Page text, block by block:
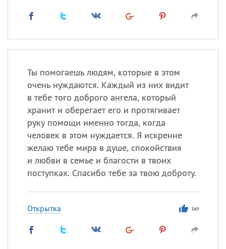
Ты помогаешь людям, которые в этом
очень нуждаются. Каждый из них видит
в тебе того доброго ангела, который
хранит и оберегает его и протягивает
руку помощи именно тогда, когда
человек в этом нуждается. Я искренне
желаю тебе мира в душе, спокойствия
и любви в семье и благости в твоих
поступках. Спасибо тебе за твою доброту.
Открытка 349